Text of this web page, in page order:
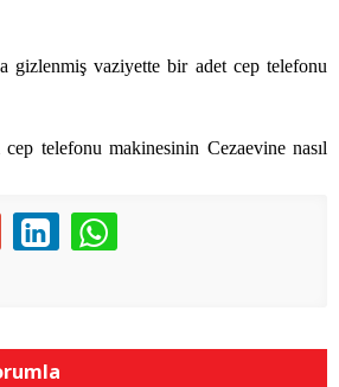
gizlenmiş vaziyette bir adet cep telefonu
telefonu makinesinin Cezaevine nasıl